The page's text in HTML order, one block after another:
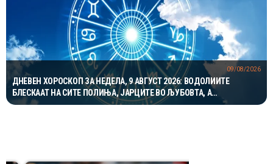
ДНЕВЕН ХОРОСКОП ЗА НЕДЕЛА, 9 АВГУСТ 2026: ВОДОЛИИТЕ
БЛЕСКААТ НА СИТЕ ПОЛИЊА, ЈАРЦИТЕ ВО ЉУБОВТА, А
БЛИЗНАЦИТЕ ВО КАРИЕРАТА
09/08/2026